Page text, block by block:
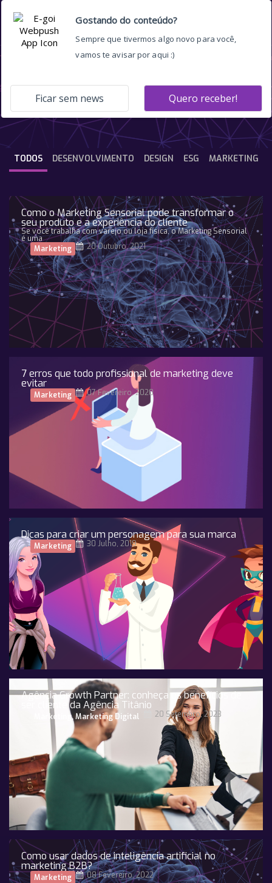
estratégia
DESENVOLVIMENTO DESIGN ESG MARKETING
TODOS
Como o Marketing Sensorial pode transformar o
seu produto e a experiência do cliente
Se você trabalha com varejo ou loja física, o Marketing Sensorial
é uma
Marketing
20 Outubro, 2021
7 erros que todo profissional de marketing deve
evitar
Marketing 07 Fevereiro, 2020
Dicas para criar um personagem para sua marca
Marketing 30 Julho, 2019
Agência Growth Partner: conheça os benefícios de
ser cliente da Agência Titânio
Marketing,Marketing Digital 20 Setembro, 2023
Como usar dados de inteligência artificial no
marketing B2B?
Marketing 08 Fevereiro, 2022